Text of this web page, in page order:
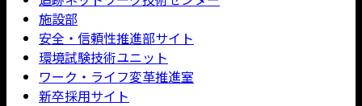
施設部
安全・信頼性推進部サイト
環境試験技術ユニット
ワーク・ライフ変革推進室
新卒採用サイト